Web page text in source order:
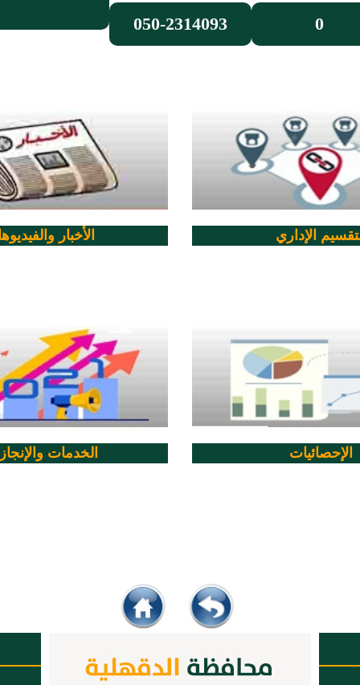
050-2314093 0
الأخبار الإداري
الخدمات الإحصائيات